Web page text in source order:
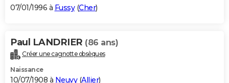
07/01/1996 à Fussy(Cher)
Paul LANDRIER (86 ans)
Créer une cagnotte obsèques
Naissance
10/07/1908 à Neuvy(Allier)